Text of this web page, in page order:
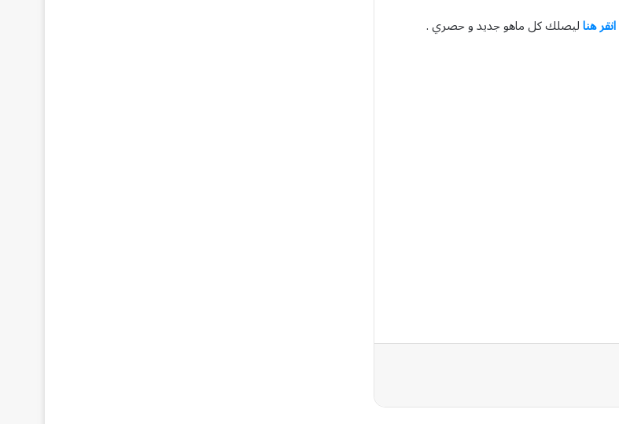
انقر هناليصلك كل ماهو جديد و حصري .